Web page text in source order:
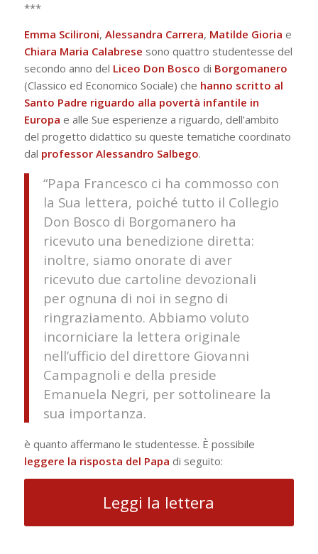
***
Emma Scilironi, Alessandra Carrera, Matilde Gioria e
Chiara Maria Calabrese sono quattro studentesse del
secondo anno del Liceo Don Bosco di Borgomanero
(Classico ed Economico Sociale) che hanno scritto al
Santo Padre riguardo alla povertà infantile in
Europa e alle Sue esperienze a riguardo, dell’ambito
del progetto didattico su queste tematiche coordinato
dal professor Alessandro Salbego.
“Papa Francesco ci ha commosso con
la Sua lettera, poiché tutto il Collegio
Don Bosco di Borgomanero ha
ricevuto una benedizione diretta:
inoltre, siamo onorate di aver
ricevuto due cartoline devozionali
per ognuna di noi in segno di
ringraziamento. Abbiamo voluto
incorniciare la lettera originale
nell’ufficio del direttore Giovanni
Campagnoli e della preside
Emanuela Negri, per sottolineare la
sua importanza.
è quanto affermano le studentesse. È possibile
leggere la risposta del Papa di seguito:
Leggi la lettera